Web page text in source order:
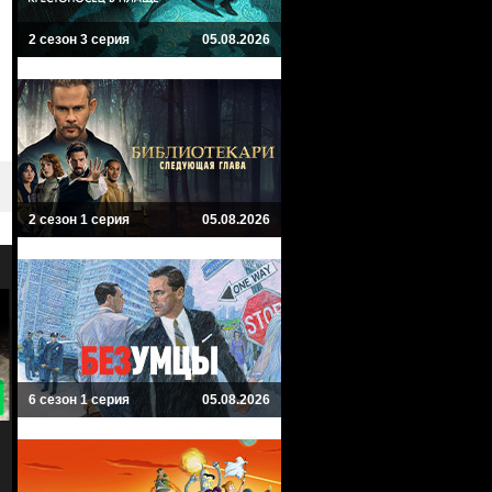
9.3
По волчьим законам
Криминал, Драма
Королева юга
Queen of the South
Драма, Криминал, Боевик
2 сезон 3 серия 05.08.2026
2 сезон 1 серия 05.08.2026
6 сезон 1 серия 05.08.2026